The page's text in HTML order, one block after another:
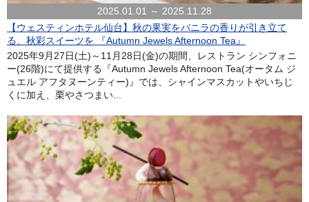
2025.01.01 ～ 2025.11.28
【ウェスティンホテル仙台】秋の果実をバニラの香りが引き立て
る、秋彩スイーツを 『Autumn Jewels Afternoon Tea』
2025年9月27日(土)～11月28日(金)の期間、レストラン シンフォニ
ー(26階)にて提供する『Autumn Jewels Afternoon Tea(オータム ジ
ュエル アフタヌーンティー)』では、シャインマスカットやいちじ
くに加え、栗やさつまい...